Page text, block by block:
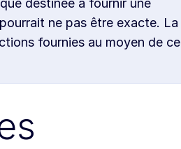
destinée à fournir une
ne pas être exacte. La
fournies au moyen de ce